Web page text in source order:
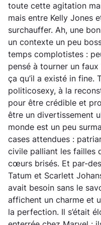
toute cette agitation
mais entre Kelly Jones
surchauffer. Ah, une
un contexte un peu
temps complotistes :
pensé à tourner un faux
ça qu’il a existé in fine.
politicosexy, à la
pour être crédible et
être un divertissement
monde est un peu
cases attendues :
civile palliant les failles
cœurs brisés. Et par-
Tatum et Scarlett
avait besoin sans le
affichent un charme et
la perfection. Il s’était